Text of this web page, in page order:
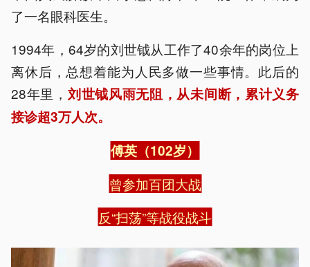
了一名眼科医生。
1994年，64岁的刘世钺从工作了40余年的岗位上
离休后，总想着能为人民多做一些事情。此后的
28年里， 刘世钺风雨无阻，从未间断，累计义务
接诊超3万人次。
傅英（102岁）
曾参加百团大战
反“扫荡”等战役战斗